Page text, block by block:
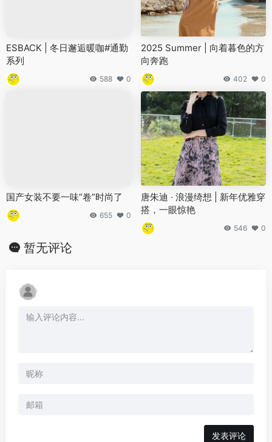
ESBACK | 冬日邂逅暖咖#通勤
系列
588 0
2025 Summer | 向着暮色的方
向奔跑
402 0
国产女装不要一味“卷”时尚了
655 0
唐朱迪 · 浪漫绮想 | 新年优雅穿
搭，一眼惊艳
546 0
暂无评论
发表评论